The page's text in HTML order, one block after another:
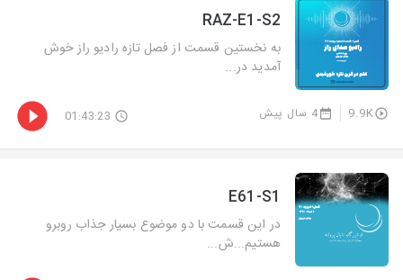
RAZ-E1-S2
به نخستین قسمت از فصل تازه رادیو راز خوش
آمدید در...
9.9K 4 سال پیش 01:43:23
E61-S1
در این قسمت با دو موضوع بسیار جذاب روبرو
هستیم...ش...